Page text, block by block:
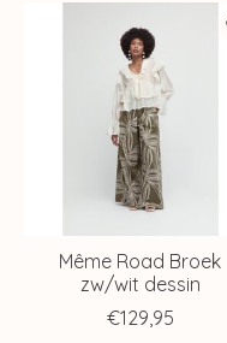
Même Road Broek
zw/wit dessin
€129,95